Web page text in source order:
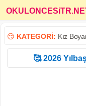
😏 KATEGORİ: Kız
🥰 2026